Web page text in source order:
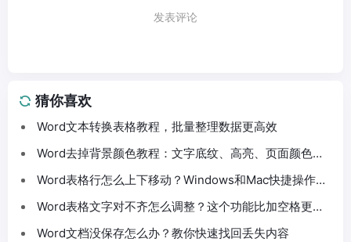
发表评论
猜你喜欢
Word文本转换表格教程，批量整理数据更高效
Word去掉背景颜色教程：文字底纹、高亮、页面颜色这
样处理
Word表格行怎么上下移动？Windows和Mac快捷操作分
Word表格文字对不齐怎么调整？这个功能比加空格更方
Word文档没保存怎么办？教你快速找回丢失内容